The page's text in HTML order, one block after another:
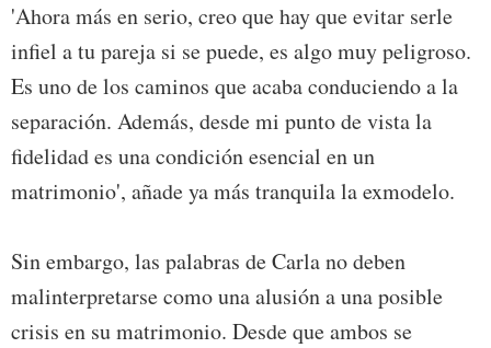
'Ahora más en serio, creo que hay que evitar serle
infiel a tu pareja si se puede, es algo muy peligroso.
Es uno de los caminos que acaba conduciendo a la
separación. Además, desde mi punto de vista la
fidelidad es una condición esencial en un
matrimonio', añade ya más tranquila la exmodelo.
Sin embargo, las palabras de Carla no deben
malinterpretarse como una alusión a una posible
crisis en su matrimonio. Desde que ambos se